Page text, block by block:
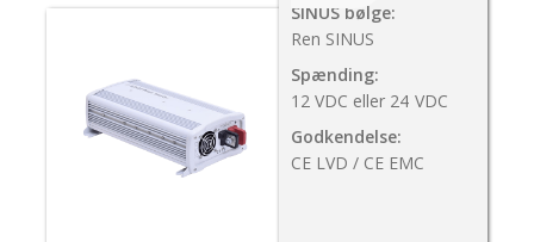
SINUS bølge:
Ren SINUS
Spænding:
12 VDC eller 24 VDC
Godkendelse:
CE LVD / CE EMC